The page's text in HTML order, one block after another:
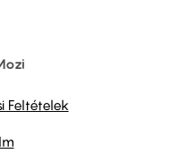
Feltételek